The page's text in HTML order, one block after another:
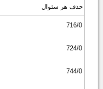
حذف هر سئوال
716/0
724/0
744/0